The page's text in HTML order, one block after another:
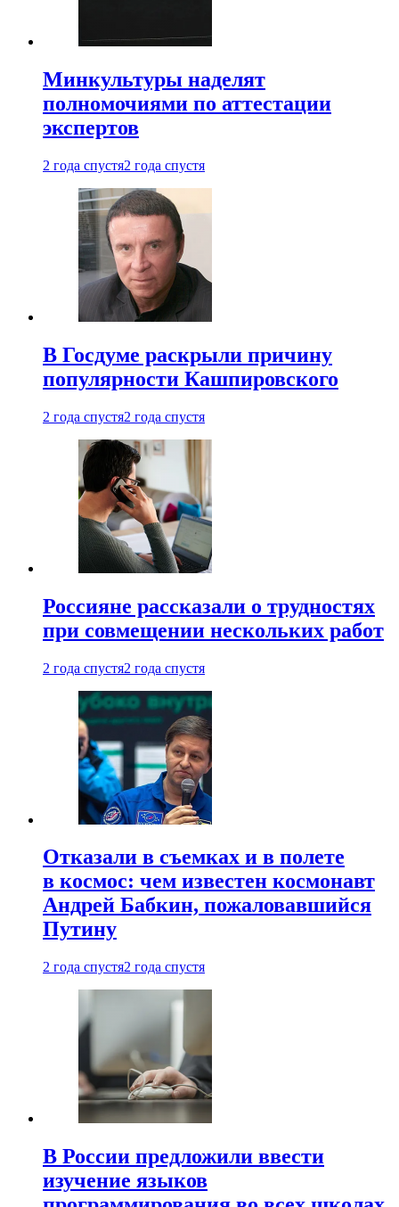
Минкультуры наделят
полномочиями по аттестации
экспертов
2 года спустя2 года спустя
В Госдуме раскрыли причину
популярности Кашпировского
2 года спустя2 года спустя
Россияне рассказали о трудностях
при совмещении нескольких работ
2 года спустя2 года спустя
Отказали в съемках и в полете
в космос: чем известен космонавт
Андрей Бабкин, пожаловавшийся
Путину
2 года спустя2 года спустя
В России предложили ввести
изучение языков